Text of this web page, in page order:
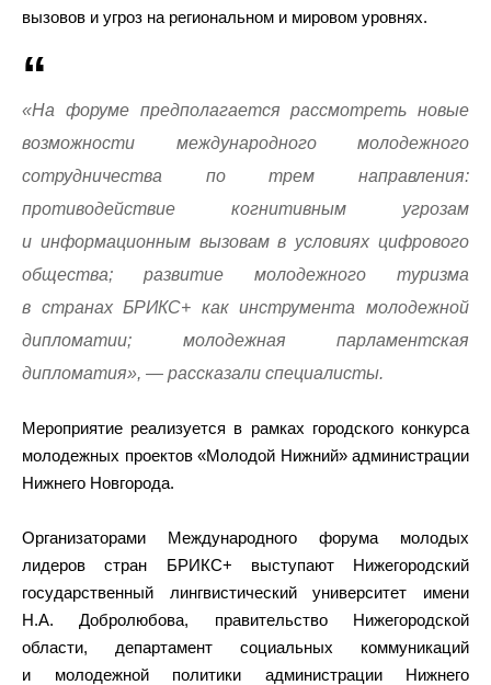
вызовов и угроз на региональном и мировом уровнях.
«На форуме предполагается рассмотреть новые
возможности международного молодежного
сотрудничества по трем направления:
противодействие когнитивным угрозам
и информационным вызовам в условиях цифрового
общества; развитие молодежного туризма
в странах БРИКС+ как инструмента молодежной
дипломатии; молодежная парламентская
дипломатия», — рассказали специалисты.
Мероприятие реализуется в рамках городского конкурса
молодежных проектов «Молодой Нижний» администрации
Нижнего Новгорода.
Организаторами Международного форума молодых
лидеров стран БРИКС+ выступают Нижегородский
государственный лингвистический университет имени
Н.А. Добролюбова, правительство Нижегородской
области, департамент социальных коммуникаций
и молодежной политики администрации Нижнего